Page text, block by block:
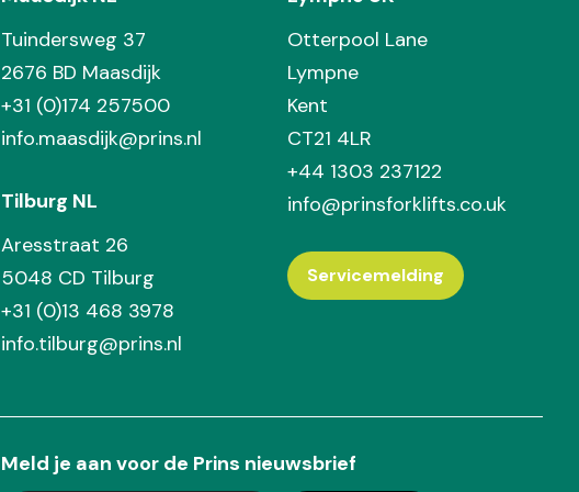
Tuindersweg 37
2676 BD Maasdijk
+31 (0)174 257500
info.maasdijk@prins.nl
Tilburg NL
Aresstraat 26
5048 CD Tilburg
+31 (0)13 468 3978
info.tilburg@prins.nl
Otterpool Lane
Lympne
Kent
CT21 4LR
+44 1303 237122
info@prinsforklifts.co.uk
Servicemelding
Meld je aan voor de Prins nieuwsbrief